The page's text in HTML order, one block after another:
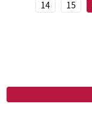
14 15